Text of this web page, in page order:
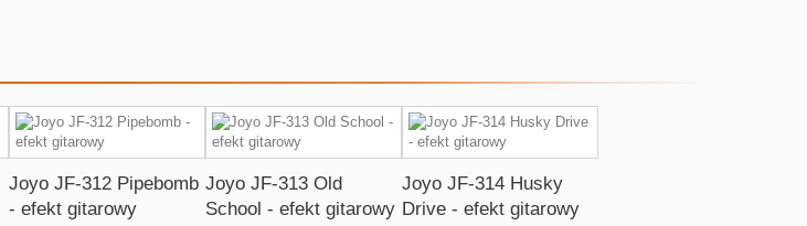
Joyo JF-312 Pipebomb
- efekt gitarowy
Joyo JF-313 Old
School - efekt gitarowy
Joyo JF-314 Husky
Drive - efekt gitarowy